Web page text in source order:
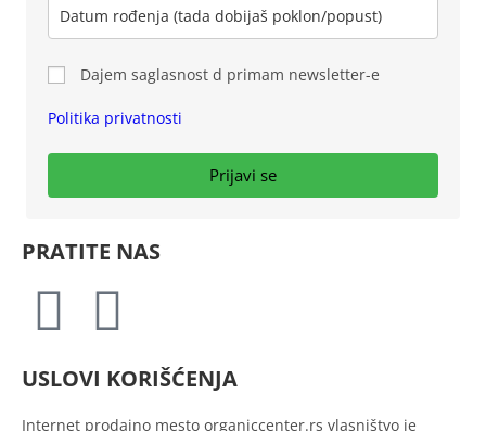
Dajem saglasnost d primam newsletter-e
Politika privatnosti
Prijavi se
PRATITE NAS
USLOVI KORIŠĆENJA
Internet prodajno mesto organiccenter.rs vlasništvo je